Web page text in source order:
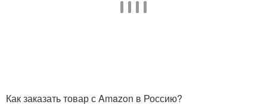
Как заказать товар с Amazon в Россию?